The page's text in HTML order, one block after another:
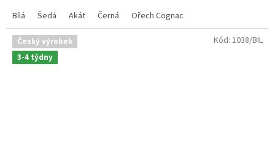
Bílá
Šedá Akát Černá Ořech Cognac
Český výrobek
3-4 týdny
Kód: 1038/BIL